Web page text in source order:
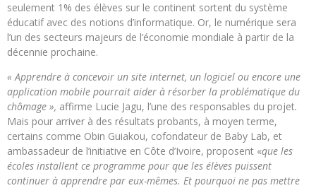
seulement 1% des élèves sur le continent sortent du système
éducatif avec des notions d’informatique. Or, le numérique sera
l’un des secteurs majeurs de l’économie mondiale à partir de la
décennie prochaine.
« Apprendre à concevoir un site internet, un logiciel ou encore une
application mobile pourrait aider à résorber la problématique du
chômage », affirme Lucie Jagu, l’une des responsables du projet.
Mais pour arriver à des résultats probants, à moyen terme,
certains comme Obin Guiakou, cofondateur de Baby Lab, et
ambassadeur de l’initiative en Côte d’Ivoire, proposent «que les
écoles installent ce programme pour que les élèves puissent
continuer à apprendre par eux-mêmes. Et pourquoi ne pas mettre